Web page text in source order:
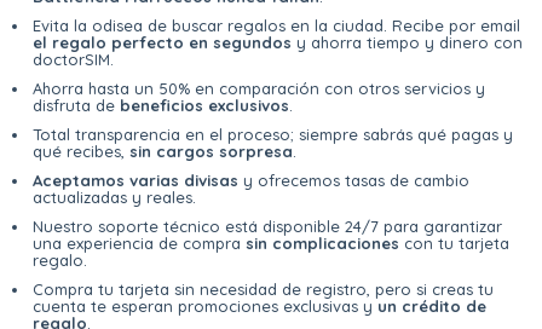
Evita la odisea de buscar regalos en la ciudad. Recibe por email
el regalo perfecto en segundos y ahorra tiempo y dinero con
doctorSIM.
Ahorra hasta un 50% en comparación con otros servicios y
disfruta de beneficios exclusivos
Total transparencia en el proceso; siempre sabrás qué pagas y
qué recibes, sin cargos sorpresa
Aceptamos varias divisas y ofrecemos tasas de cambio
actualizadas y reales.
Nuestro soporte técnico está disponible 24/7 para garantizar
una experiencia de compra sin complicaciones con tu tarjeta
regalo.
Compra tu tarjeta sin necesidad de registro, pero si creas tu
cuenta te esperan promociones exclusivas yun crédito de
regalo